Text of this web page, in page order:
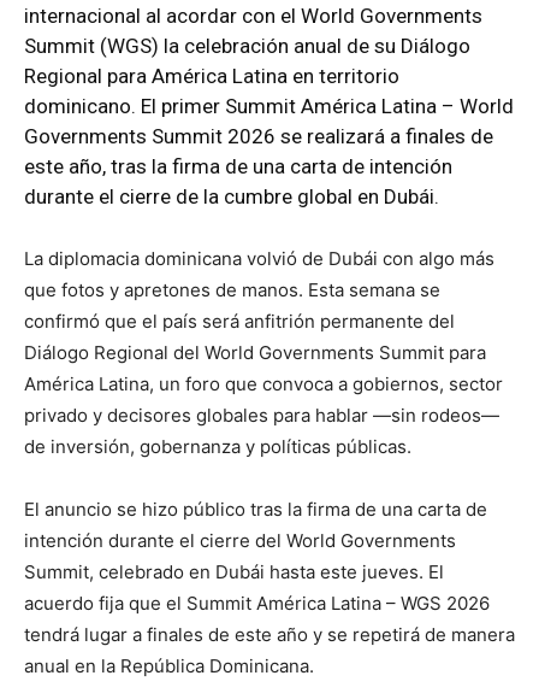
internacional al acordar con el World Governments
Summit (WGS) la celebración anual de su Diálogo
Regional para América Latina en territorio
dominicano. El primer Summit América Latina – World
Governments Summit 2026 se realizará a finales de
este año, tras la firma de una carta de intención
durante el cierre de la cumbre global en Dubái.
La diplomacia dominicana volvió de Dubái con algo más
que fotos y apretones de manos. Esta semana se
confirmó que el país será anfitrión permanente del
Diálogo Regional del World Governments Summit para
América Latina, un foro que convoca a gobiernos, sector
privado y decisores globales para hablar —sin rodeos—
de inversión, gobernanza y políticas públicas.
El anuncio se hizo público tras la firma de una carta de
intención durante el cierre del World Governments
Summit, celebrado en Dubái hasta este jueves. El
acuerdo fija que el Summit América Latina – WGS 2026
tendrá lugar a finales de este año y se repetirá de manera
anual en la República Dominicana.